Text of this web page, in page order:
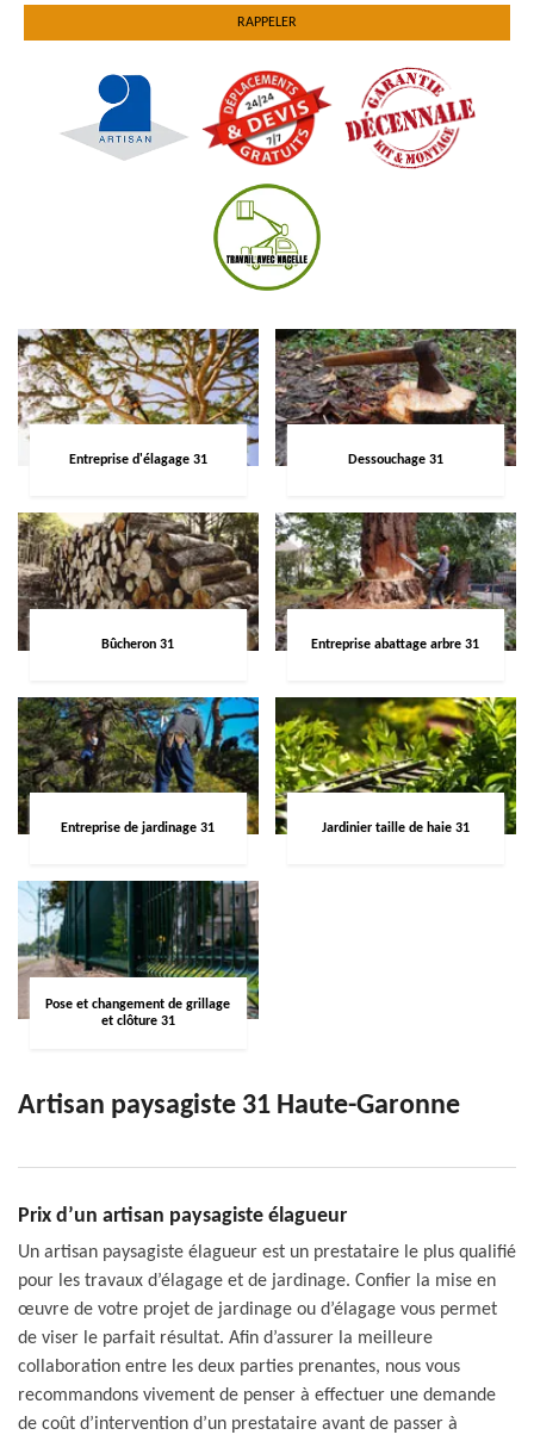
Entreprise d'élagage 31 Dessouchage 31
Bûcheron 31 Entreprise abattage arbre 31
Entreprise de jardinage 31 Jardinier taille de haie 31
Pose et changement de grillage
et clôture 31
Artisan paysagiste 31 Haute-Garonne
Prix d’un artisan paysagiste élagueur
Un artisan paysagiste élagueur est un prestataire le plus qualifié
pour les travaux d’élagage et de jardinage. Confier la mise en
œuvre de votre projet de jardinage ou d’élagage vous permet
de viser le parfait résultat. Afin d’assurer la meilleure
collaboration entre les deux parties prenantes, nous vous
recommandons vivement de penser à effectuer une demande
de coût d’intervention d’un prestataire avant de passer à